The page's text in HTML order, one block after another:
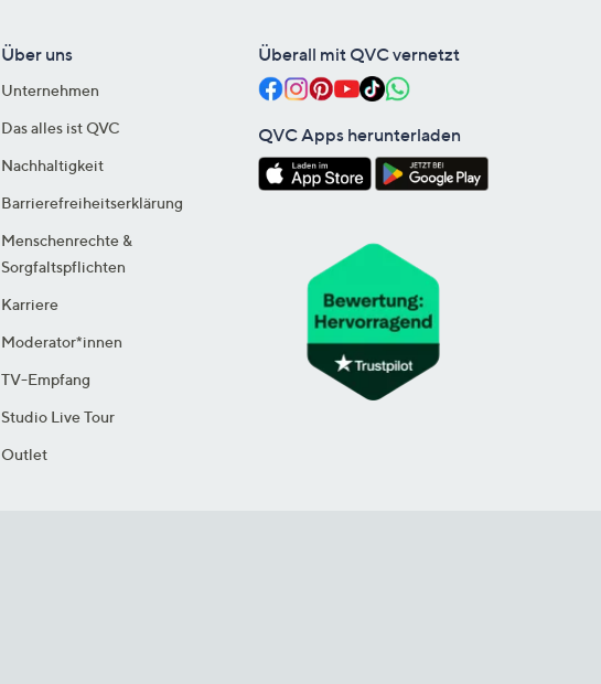
Über uns
Unternehmen
Das alles ist QVC
Nachhaltigkeit
Barrierefreiheitserklärung
Menschenrechte &
Sorgfaltspflichten
Karriere
Moderator*innen
TV-Empfang
Studio Live Tour
Outlet
Überall mit QVC vernetzt
QVC Apps herunterladen